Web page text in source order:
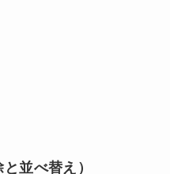
並べ替え）